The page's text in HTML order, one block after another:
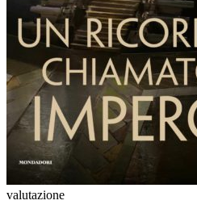
valutazione